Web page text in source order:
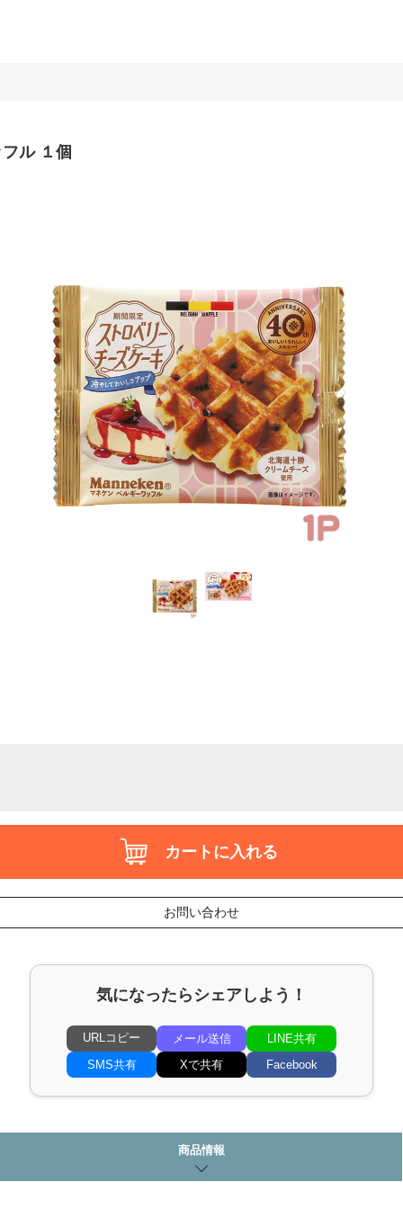
ル １個
カートに入れる
お問い合わせ
気になったらシェアしよう！
URLコピー メール送信
LINE共有
SMS共有
Xで共有 Facebook
商品情報